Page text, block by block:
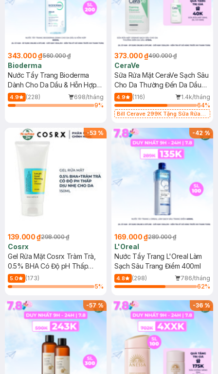
343.000 ₫560.000 ₫
Bioderma
Nước Tẩy Trang Bioderma
Dành Cho Da Dầu & Hỗn Hợp
500ml
4.9 (228)
698/tháng
9%
373.000 ₫490.000 ₫
CeraVe
Sữa Rửa Mặt CeraVe Sạch Sâu
Cho Da Thường Đến Da Dầu
473ml
4.9 (116)
1.4k/tháng
64%
Bill Cerave 299K Tặng Sữa Rửa
-53 %
139.000 ₫298.000 ₫
Cosrx
Gel Rửa Mặt Cosrx Tràm Trà,
0.5% BHA Có Độ pH Thấp
150ml
5.0
(173)
5%
-42%
169.000 ₫289.000 ₫
L'Oreal
Nước Tẩy Trang L'Oreal Làm
Sạch Sâu Trang Điểm 400ml
4.8 (298)
786/tháng
62%
-57% -36%